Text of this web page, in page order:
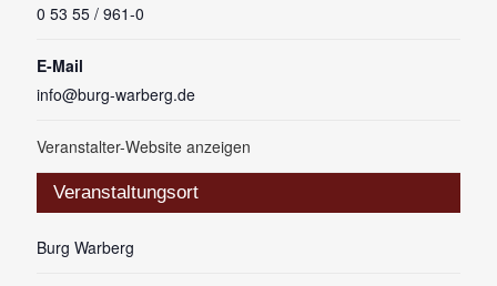
Veranstaltungsort
Burg Warberg
0 53 55 / 961-0
E-Mail
info@burg-warberg.de
Veranstalter-Website anzeigen